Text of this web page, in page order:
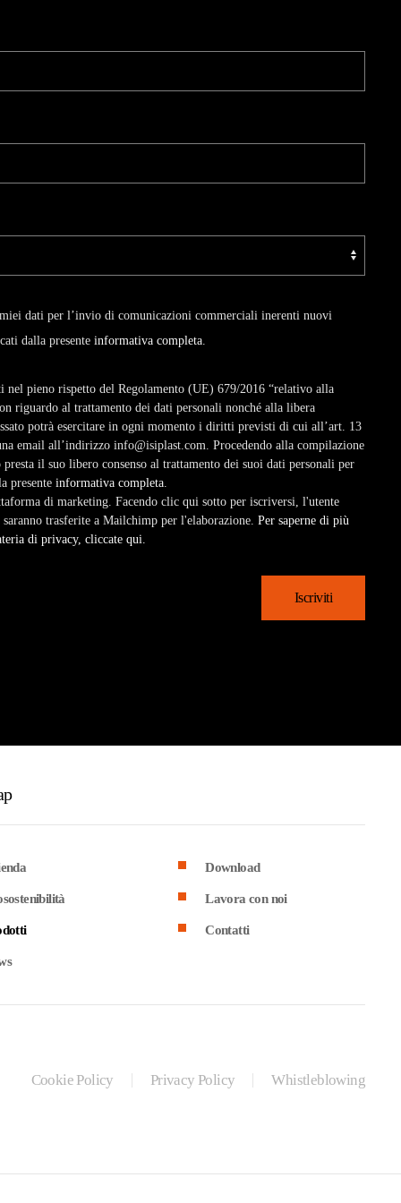
dati per l’invio di comunicazioni commerciali inerenti nuovi
dalla presente informativa completa.
pieno rispetto del Regolamento (UE) 679/2016 “relativo alla
riguardo al trattamento dei dati personali nonché alla libera
potrà esercitare in ogni momento i diritti previsti di cui all’art. 13
email all’indirizzo info@isiplast.com. Procedendo alla compilazione
il suo libero consenso al trattamento dei suoi dati personali per
presente informativa completa.
di marketing. Facendo clic qui sotto per iscriversi, l'utente
trasferite a Mailchimp per l'elaborazione. Per saperne di più
di privacy, cliccate qui.
Download
Lavora con noi
Contatti
Cookie Policy Privacy Policy Whistleblowing